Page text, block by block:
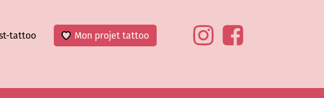
tattoo Mon projet tattoo